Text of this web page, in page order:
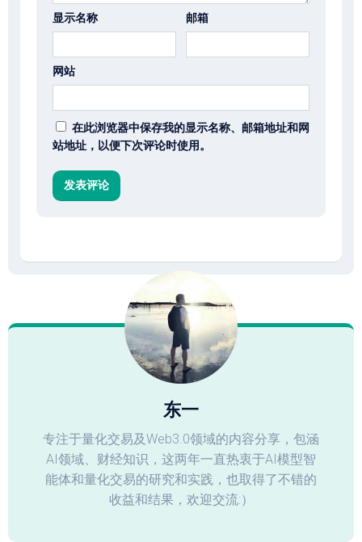
显示名称 邮箱
网站
在此浏览器中保存我的显示名称、邮箱地址和网
站地址，以便下次评论时使用。
东一
专注于量化交易及Web3.0领域的内容分享，包涵
AI领域、财经知识，这两年一直热衷于AI模型智
能体和量化交易的研究和实践，也取得了不错的
收益和结果，欢迎交流:）